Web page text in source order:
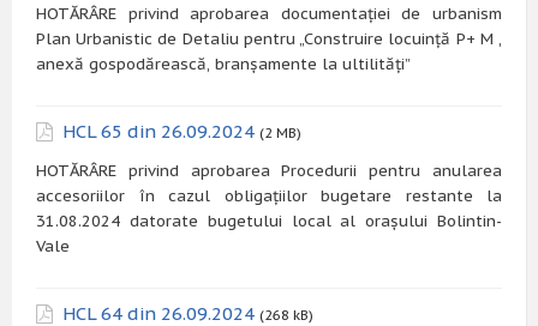
HOTĂRÂRE privind aprobarea documentației de urbanism
Plan Urbanistic de Detaliu pentru „Construire locuință P+ M ,
anexă gospodărească, branșamente la ultilități”
HCL 65 din 26.09.2024 (2 MB)
HOTĂRÂRE privind aprobarea Procedurii pentru anularea
accesoriilor în cazul obligațiilor bugetare restante la
31.08.2024 datorate bugetului local al orașului Bolintin-
Vale
HCL 64 din 26.09.2024 (268 kB)